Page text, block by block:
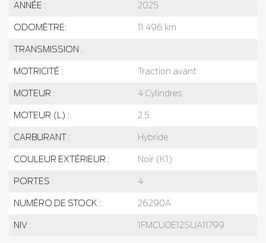
ANNÉE : 2025
ODOMÈTRE: 11 496 km
TRANSMISSION :
MOTRICITÉ : Traction avant
MOTEUR : 4 Cylindres
MOTEUR (L) : 2.5
CARBURANT : Hybride
COULEUR EXTÉRIEUR : Noir (K1)
PORTES : 4
NUMÉRO DE STOCK : 26290A
NIV : 1FMCU0E12SUA11799